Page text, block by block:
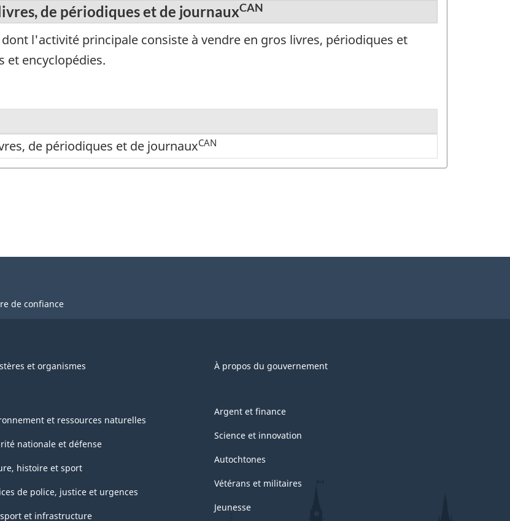
de périodiques et de journauxCAN
l'activité principale consiste à vendre en gros livres, périodiques et
et encyclopédies.
de périodiques et de journauxCAN
de confiance
et organismes À propos du gouvernement
et ressources naturelles
nationale et défense
histoire et sport
de police, justice et urgences
et infrastructure
Argent et finance
Science et innovation
Autochtones
Vétérans et militaires
Jeunesse